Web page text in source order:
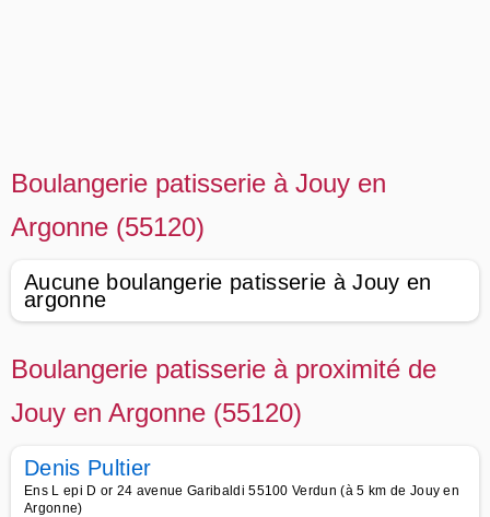
Boulangerie patisserie à Jouy en
Argonne (55120)
Aucune boulangerie patisserie à Jouy en
argonne
Boulangerie patisserie à proximité de
Jouy en Argonne (55120)
Denis Pultier
Ens L epi D or 24 avenue Garibaldi 55100 Verdun (à 5 km de Jouy en
Argonne)